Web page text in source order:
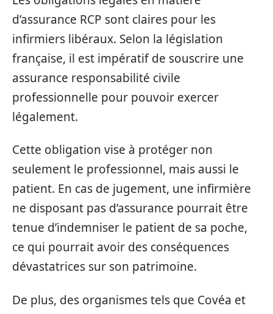
d’assurance RCP sont claires pour les
infirmiers libéraux. Selon la législation
française, il est impératif de souscrire une
assurance responsabilité civile
professionnelle pour pouvoir exercer
légalement.
Cette obligation vise à protéger non
seulement le professionnel, mais aussi le
patient. En cas de jugement, une infirmière
ne disposant pas d’assurance pourrait être
tenue d’indemniser le patient de sa poche,
ce qui pourrait avoir des conséquences
dévastatrices sur son patrimoine.
De plus, des organismes tels que Covéa et